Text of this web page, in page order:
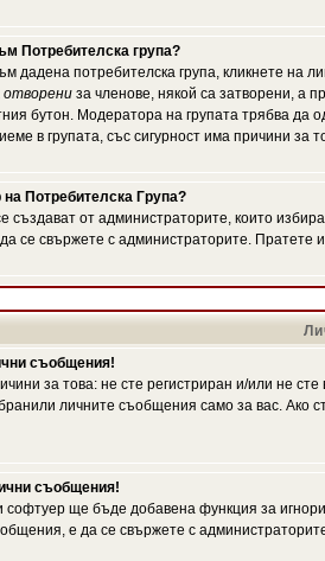
Потребителска група?
дадена потребителска група, кликнете на
отворени за членове, някой са затворени, а
бутон. Модератора на групата трябва
в групата, със сигурност има причини за
Потребителска Група?
създават от администраторите, които
се свържете с администраторите.
съобщения!
за това: не сте регистриран и/или не
личните съобщения само за вас. Ако
съобщения!
ще бъде добавена функция за
е да се свържете с